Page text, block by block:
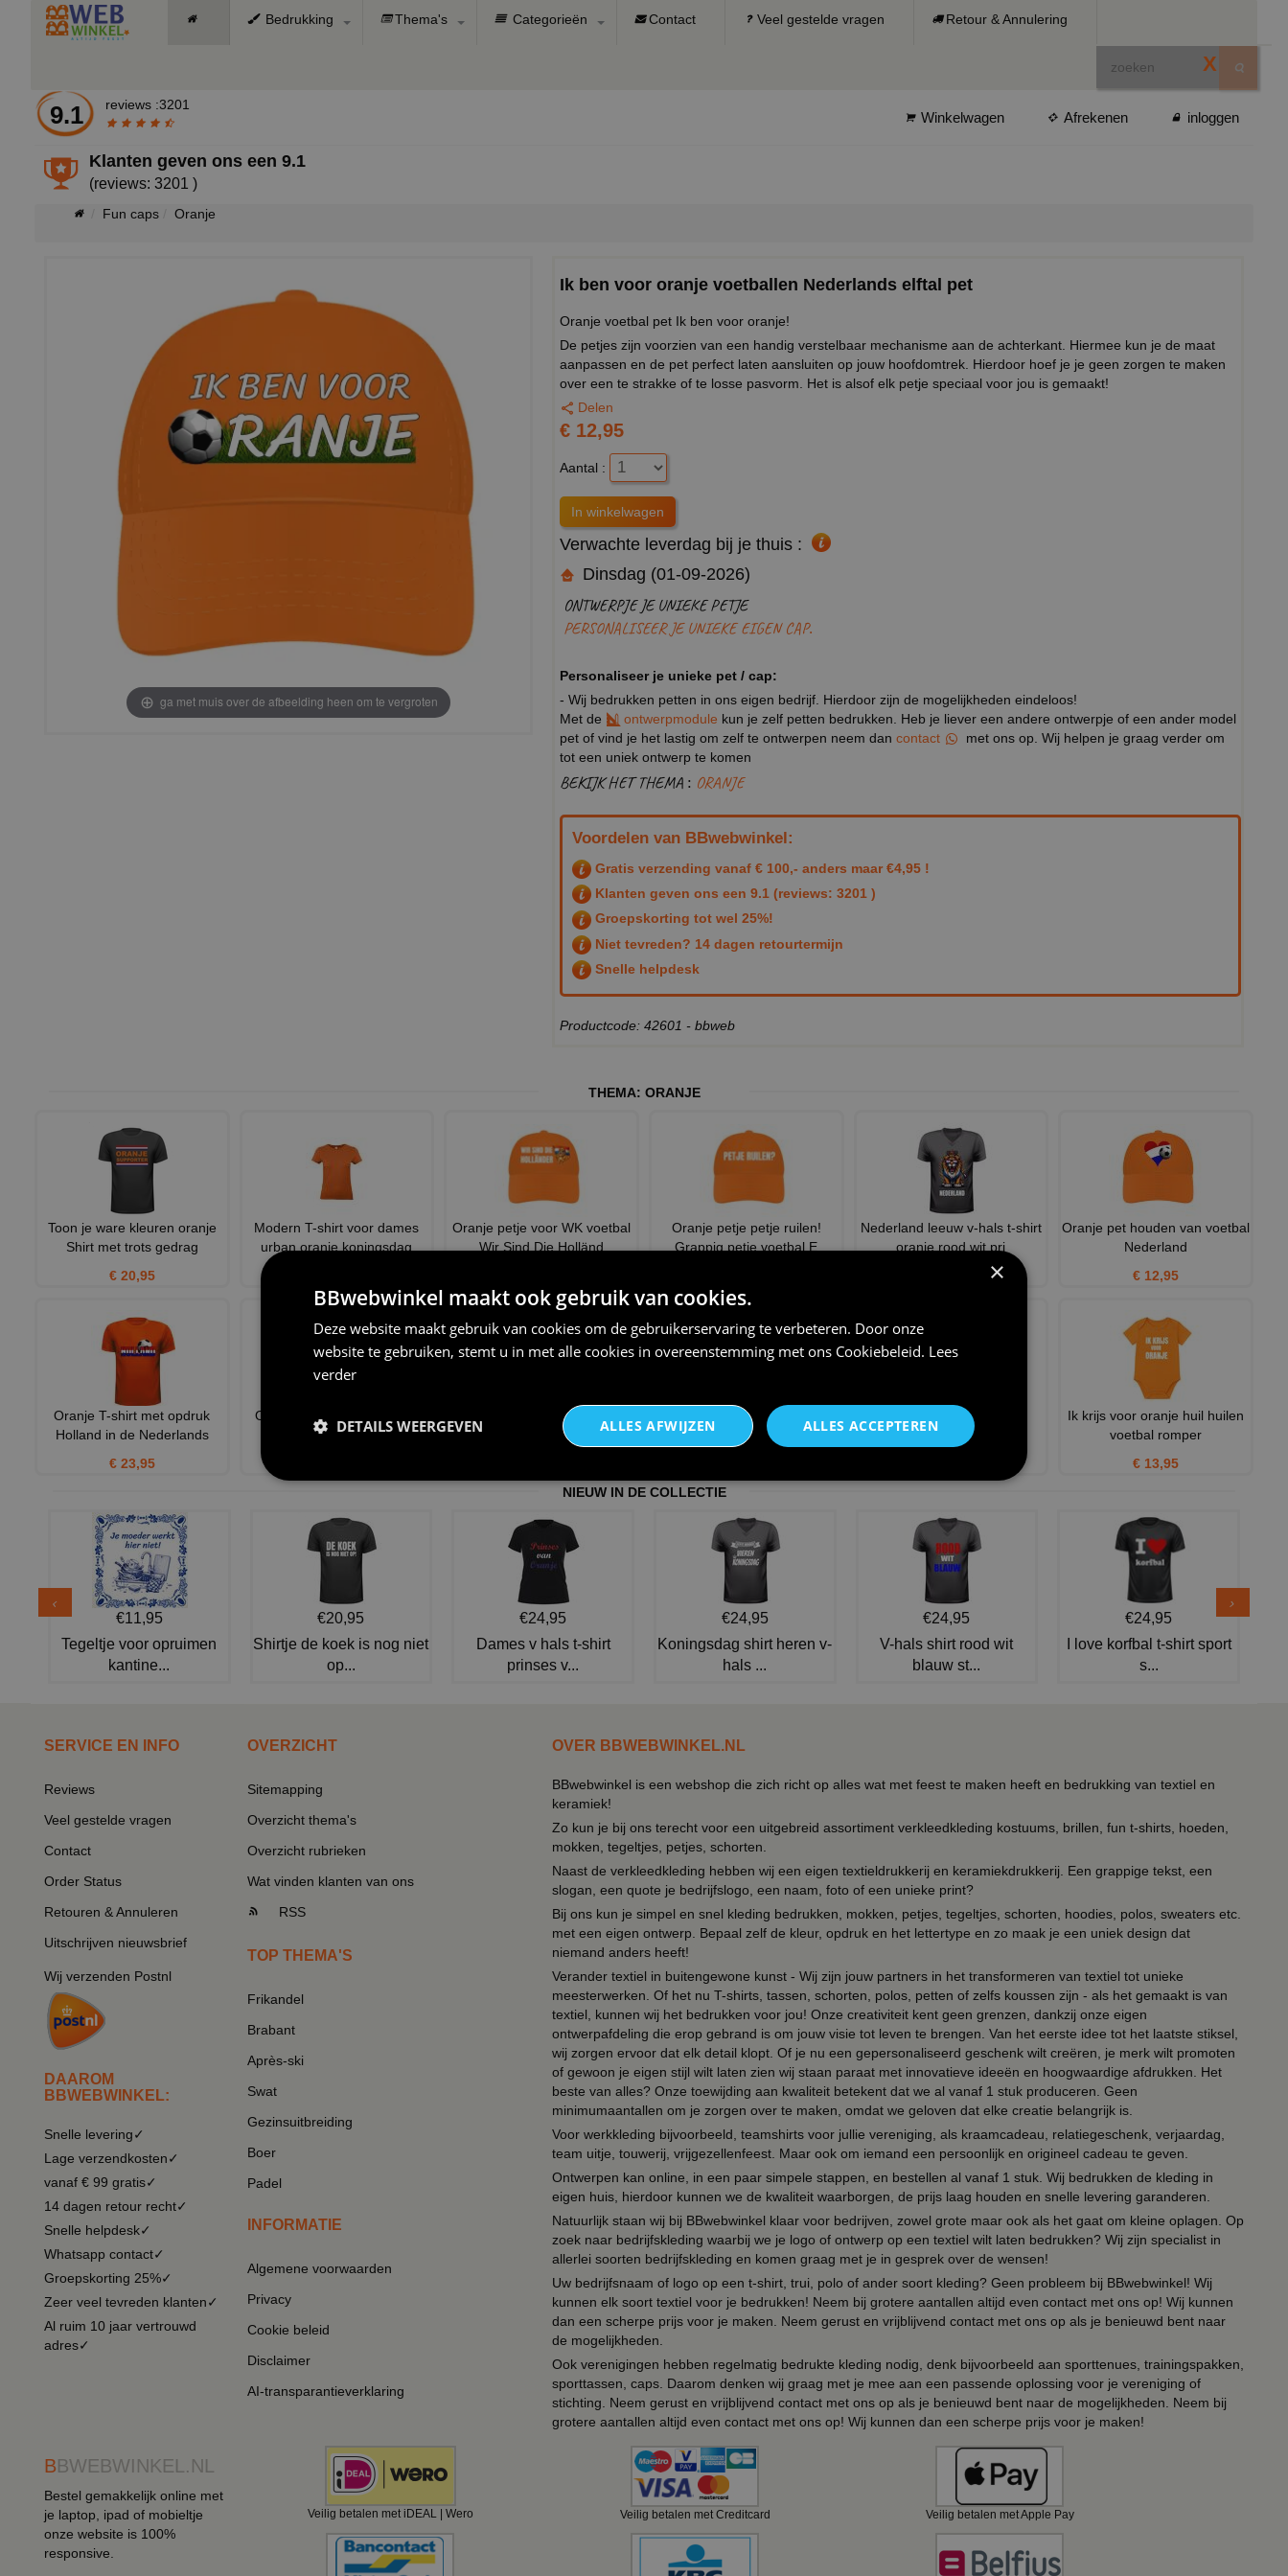
Bedrukking Thema's Categorieën Contact Veel gestelde vragen Retour & Annulering
X
9.1 reviews :3201
Winkelwagen Afrekenen inloggen
Klanten geven ons een9.1
(reviews: 3201 )
Fun caps Oranje
ga met muis over de afbeelding heen om te vergroten
Ik ben voor oranje voetballen Nederlands elftal pet
Oranje voetbal pet Ik ben voor oranje!
De petjes zijn voorzien van een handig verstelbaar mechanisme aan de achterkant. Hiermee kun je de maat
aanpassen en de pet perfect laten aansluiten op jouw hoofdomtrek. Hierdoor hoef je je geen zorgen te maken
over een te strakke of te losse pasvorm. Het is alsof elk petje speciaal voor jou is gemaakt!
Delen
€ 12,95
Aantal :
Verwachte leverdag bij je thuis :
Dinsdag (01-09-2026)
ONTWERPJE JE UNIEKE PETJE
PERSONALISEER JE UNIEKE EIGEN CAP.
Personaliseer je unieke pet / cap:
- Wij bedrukken petten in ons eigen bedrijf. Hierdoor zijn de mogelijkheden eindeloos!
Met de
ontwerpmodule kun je zelf petten bedrukken. Heb je liever een andere ontwerpje of een ander model
pet of vind je het lastig om zelf te ontwerpen neem dan contact
met ons op. Wij helpen je graag verder om
tot een uniek ontwerp te komen
BEKIJK HET THEMA : ORANJE
Voordelen van BBwebwinkel:
Gratis verzending vanaf € 100,- anders maar €4,95 !
Klanten geven ons een 9.1 (reviews: 3201 )
Groepskorting tot wel 25%!
Niet tevreden? 14 dagen retourtermijn
Snelle helpdesk
Productcode: 42601 - bbweb
THEMA: ORANJE
Toon je ware kleuren oranje
Shirt met trots gedrag
€ 20,95
Modern T-shirt voor dames
urban oranje koningsdag
Oranje petje voor WK voetbal
Wir Sind Die Holländ
Oranje petje petje ruilen!
Grappig petje voetbal E
Nederland leeuw v-hals t-shirt
oranje rood wit pri
Oranje pet houden van voetbal
Nederland
€ 12,95
Oranje T-shirt met opdruk
Holland in de Nederlands
€ 23,95
Oranje neon riem voor een
kleurrijk disco feest
Houden van voetbal houden
van oranje EK WK shirtje
Pet oranje
€ 5,00
Voetbal pet Holland
€ 12,95
Ik krijs voor oranje huil huilen
voetbal romper
€ 13,95
NIEUW IN DE COLLECTIE
€11,95
Tegeltje voor opruimen
kantine...
€20,95
Shirtje de koek is nog niet
op...
€24,95
Dames v hals t-shirt
prinses v...
€24,95
Koningsdag shirt heren v-
hals ...
€24,95
V-hals shirt rood wit
blauw st...
€24,95
I love korfbal t-shirt sport
s...
SERVICE EN INFO
Reviews
Veel gestelde vragen
Contact
Order Status
Retouren & Annuleren
Uitschrijven nieuwsbrief
Wij verzenden Postnl
DAAROM
BBWEBWINKEL:
Snelle levering✓
Lage verzendkosten✓
vanaf € 99 gratis✓
14 dagen retour recht✓
Snelle helpdesk✓
Whatsapp contact✓
Groepskorting 25%✓
Zeer veel tevreden klanten✓
Al ruim 10 jaar vertrouwd
adres✓
OVERZICHT
Sitemapping
Overzicht thema's
Overzicht rubrieken
Wat vinden klanten van ons
RSS
TOP THEMA'S
Frikandel
Brabant
Après-ski
Swat
Gezinsuitbreiding
Boer
Padel
INFORMATIE
Algemene voorwaarden
Privacy
Cookie beleid
Disclaimer
AI-transparantieverklaring
OVER BBWEBWINKEL.NL
BBwebwinkel is een webshop die zich richt op alles wat met feest te maken heeft en bedrukking van textiel en
keramiek!
Zo kun je bij ons terecht voor een uitgebreid assortiment verkleedkleding kostuums, brillen, fun t-shirts, hoeden,
mokken, tegeltjes, petjes, schorten.
Naast de verkleedkleding hebben wij een eigen textieldrukkerij en keramiekdrukkerij. Een grappige tekst, een
slogan, een quote je bedrijfslogo, een naam, foto of een unieke print?
Bij ons kun je simpel en snel kleding bedrukken, mokken, petjes, tegeltjes, schorten, hoodies, polos, sweaters etc.
met een eigen ontwerp. Bepaal zelf de kleur, opdruk en het lettertype en zo maak je een uniek design dat
niemand anders heeft!
Verander textiel in buitengewone kunst - Wij zijn jouw partners in het transformeren van textiel tot unieke
meesterwerken. Of het nu T-shirts, tassen, schorten, polos, petten of zelfs koussen zijn - als het gemaakt is van
textiel, kunnen wij het bedrukken voor jou! Onze creativiteit kent geen grenzen, dankzij onze eigen
ontwerpafdeling die erop gebrand is om jouw visie tot leven te brengen. Van het eerste idee tot het laatste stiksel,
wij zorgen ervoor dat elk detail klopt. Of je nu een gepersonaliseerd geschenk wilt creëren, je merk wilt promoten
of gewoon je eigen stijl wilt laten zien wij staan paraat met innovatieve ideeën en hoogwaardige afdrukken. Het
beste van alles? Onze toewijding aan kwaliteit betekent dat we al vanaf 1 stuk produceren. Geen
minimumaantallen om je zorgen over te maken, omdat we geloven dat elke creatie belangrijk is.
Voor werkkleding bijvoorbeeld, teamshirts voor jullie vereniging, als kraamcadeau, relatiegeschenk, verjaardag,
team uitje, touwerij, vrijgezellenfeest. Maar ook om iemand een persoonlijk en origineel cadeau te geven.
Ontwerpen kan online, in een paar simpele stappen, en bestellen al vanaf 1 stuk. Wij bedrukken de kleding in
eigen huis, hierdoor kunnen we de kwaliteit waarborgen, de prijs laag houden en snelle levering garanderen.
Natuurlijk staan wij bij BBwebwinkel klaar voor bedrijven, zowel grote maar ook als het gaat om kleine oplagen. Op
zoek naar bedrijfskleding waarbij we je logo of ontwerp op een textiel wilt laten bedrukken? Wij zijn specialist in
allerlei soorten bedrijfskleding en komen graag met je in gesprek over de wensen!
Uw bedrijfsnaam of logo op een t-shirt, trui, polo of ander soort kleding? Geen probleem bij BBwebwinkel! Wij
kunnen elk soort textiel voor je bedrukken! Neem bij grotere aantallen altijd even contact met ons op! Wij kunnen
dan een scherpe prijs voor je maken. Neem gerust en vrijblijvend contact met ons op als je benieuwd bent naar
de mogelijkheden.
Ook verenigingen hebben regelmatig bedrukte kleding nodig, denk bijvoorbeeld aan sporttenues, trainingspakken,
sporttassen, caps. Daarom denken wij graag met je mee aan een passende oplossing voor je vereniging of
stichting. Neem gerust en vrijblijvend contact met ons op als je benieuwd bent naar de mogelijkheden. Neem bij
grotere aantallen altijd even contact met ons op! Wij kunnen dan een scherpe prijs voor je maken!
BBWEBWINKEL.NL
Bestel gemakkelijk online met
je laptop, ipad of mobieltje
onze website is 100%
responsive.
Veilig betalen met iDEAL | Wero Veilig betalen met Creditcard Veilig betalen met Apple Pay
×
BBwebwinkel maakt ook gebruik van cookies.
Deze website maakt gebruik van cookies om de gebruikerservaring te verbeteren. Door onze
website te gebruiken, stemt u in met alle cookies in overeenstemming met ons Cookiebeleid. Lees
verder
ALLES ACCEPTEREN
ALLES AFWIJZEN
DETAILS WEERGEVEN